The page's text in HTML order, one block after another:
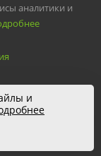
аналитики и
и